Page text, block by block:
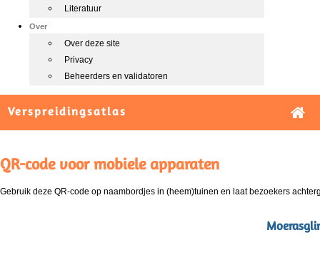
Literatuur
Over
Over deze site
Privacy
Beheerders en validatoren
Verspreidingsatlas
QR-code voor mobiele apparaten
Gebruik deze QR-code op naambordjes in (heem)tuinen en laat bezoekers